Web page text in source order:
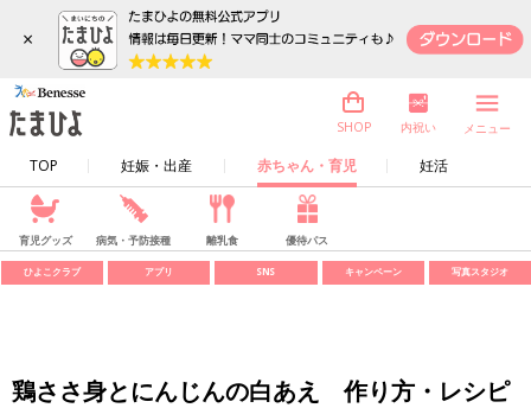
×
TOP 妊娠・出産 赤ちゃん・育児 妊活
SHOP 内祝い メニュー
育児グッズ 病気・予防接種 離乳食 優待パス
ひよこクラブ アプリ SNS キャンペーン 写真スタジオ
鶏ささ身とにんじんの白あえ 作り方・レシピ